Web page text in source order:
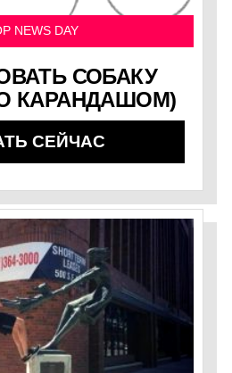
NEWS DAY
СОБАКУ
КАРАНДАШОМ)
СЕЙЧАС